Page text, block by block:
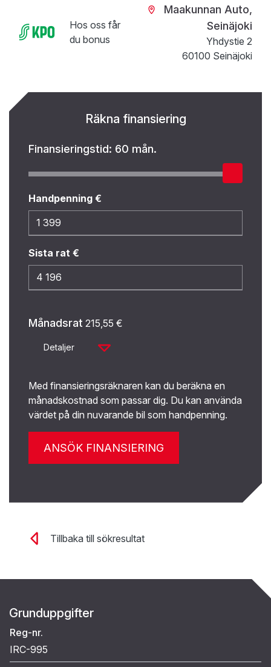
Hos oss får
du bonus
Maakunnan Auto,
Seinäjoki
Yhdystie 2
60100 Seinäjoki
Räkna finansiering
Finansieringstid: 60 mån.
Handpenning €
Sista rat €
Månadsrat 215,55 €
Detaljer
Med finansieringsräknaren kan du beräkna en
månadskostnad som passar dig. Du kan använda
värdet på din nuvarande bil som handpenning.
ANSÖK FINANSIERING
Tillbaka till sökresultat
Grunduppgifter
Reg-nr.
IRC-995